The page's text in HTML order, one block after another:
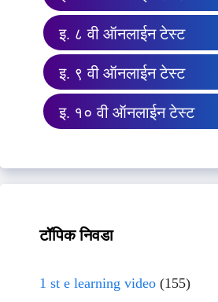
इ. ८ वी ऑनलाईन टेस्ट
इ. ९ वी ऑनलाईन टेस्ट
इ. १० वी ऑनलाईन टेस्ट
टॉपिक निवडा
1 st e learning video (155)